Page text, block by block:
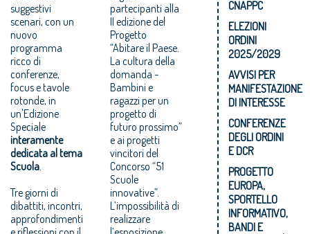
suggestivi
scenari, con un
nuovo
programma
ricco di
conferenze,
focus e tavole
rotonde, in
un'Edizione
Speciale
interamente
dedicata al tema
Scuola
Tre giorni di
dibattiti, incontri,
approfondimenti
partecipanti alla
II edizione del
Progetto
“Abitare il Paese.
La cultura della
domanda -
Bambini e
ragazzi per un
progetto di
futuro prossimo”
e ai progetti
vincitori del
Concorso “51
Scuole
innovative”.
L’impossibilità di
realizzare
CNAPPC
ELEZIONI
ORDINI
2025/2029
AVVISI PER
MANIFESTAZIONE
DI INTERESSE
CONFERENZE
DEGLI ORDINI
E DCR
PROGETTO
EUROPA,
SPORTELLO
INFORMATIVO,
BANDI E